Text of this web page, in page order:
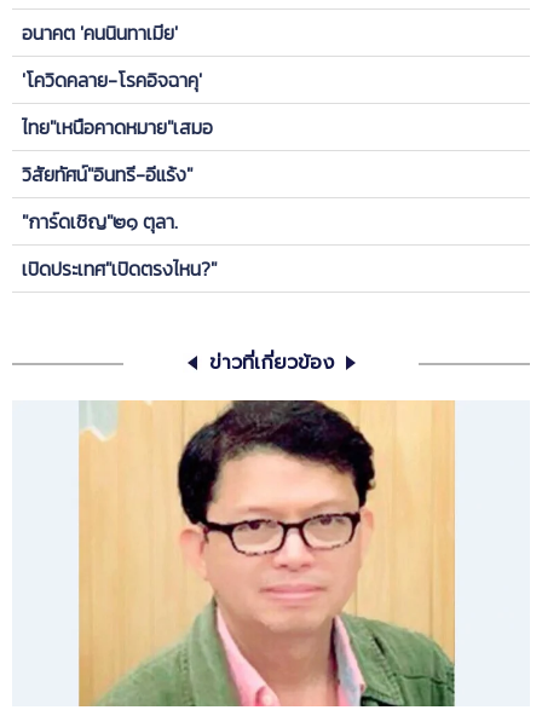
อนาคต 'คนนินทาเมีย'
'โควิดคลาย-โรคอิจฉาคุ'
ไทย"เหนือคาดหมาย"เสมอ
วิสัยทัศน์"อินทรี-อีแร้ง"
"การ์ดเชิญ"๒๑ ตุลา.
เปิดประเทศ"เปิดตรงไหน?"
ข่าวที่เกี่ยวข้อง